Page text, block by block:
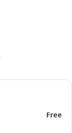
Free